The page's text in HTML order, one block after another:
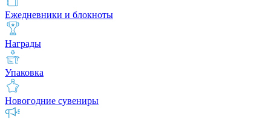
Ежедневники и блокноты
Награды
Упаковка
Новогодние сувениры